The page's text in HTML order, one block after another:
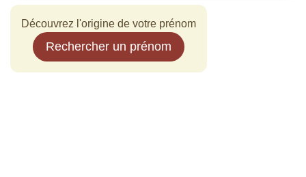
Découvrez l'origine de votre prénom
Rechercher un prénom